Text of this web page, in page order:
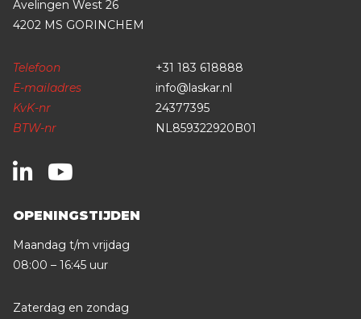
Avelingen West 26
4202 MS GORINCHEM
Telefoon
+31 183 618888
E-mailadres
info@laskar.nl
KvK-nr
24377395
BTW-nr
NL859322920B01
OPENINGSTIJDEN
Maandag t/m vrijdag
08:00 – 16:45 uur
Zaterdag en zondag